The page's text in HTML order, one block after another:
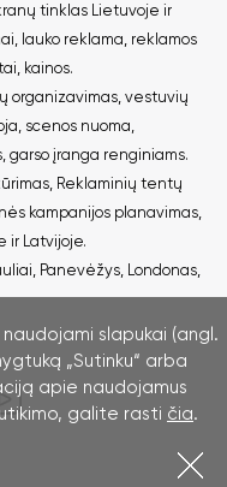
slapukai (angl.
„Sutinku“ arba
apie naudojamus
galite rasti čia.
tinklas Lietuvoje ir
, lauko reklama, reklamos
, kainos.
organizavimas, vestuvių
, scenos nuoma,
, garso įranga renginiams.
, Reklaminių tentų
kampanijos planavimas,
ir Latvijoje.
, Panevėžys, Londonas,